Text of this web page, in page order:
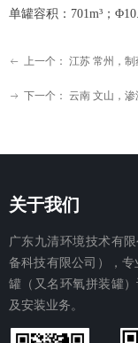
单罐容积：701m³；
ꂃ 上一个： 江苏 常州，制
ꁹ 下一个： 云南 文山，
关于我们
广东九清环境技术有
备科技有限公司），
罐（又名环氧拼装罐
及安装业务。